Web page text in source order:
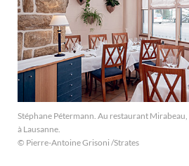
Stéphane Pétermann. Au restaurant Mirabeau,
à Lausanne.
© Pierre-Antoine Grisoni /Strates